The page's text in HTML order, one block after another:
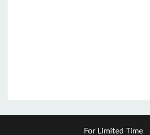
For Limited Time